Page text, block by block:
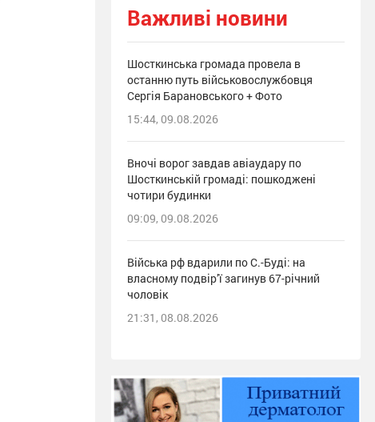
Важливі новини
Шосткинська громада провела в
останню путь військовослужбовця
Сергія Барановського + Фото
15:44, 09.08.2026
Вночі ворог завдав авіаудару по
Шосткинській громаді: пошкоджені
чотири будинки
09:09, 09.08.2026
Війська рф вдарили по С.-Буді: на
власному подвір’ї загинув 67-річний
чоловік
21:31, 08.08.2026